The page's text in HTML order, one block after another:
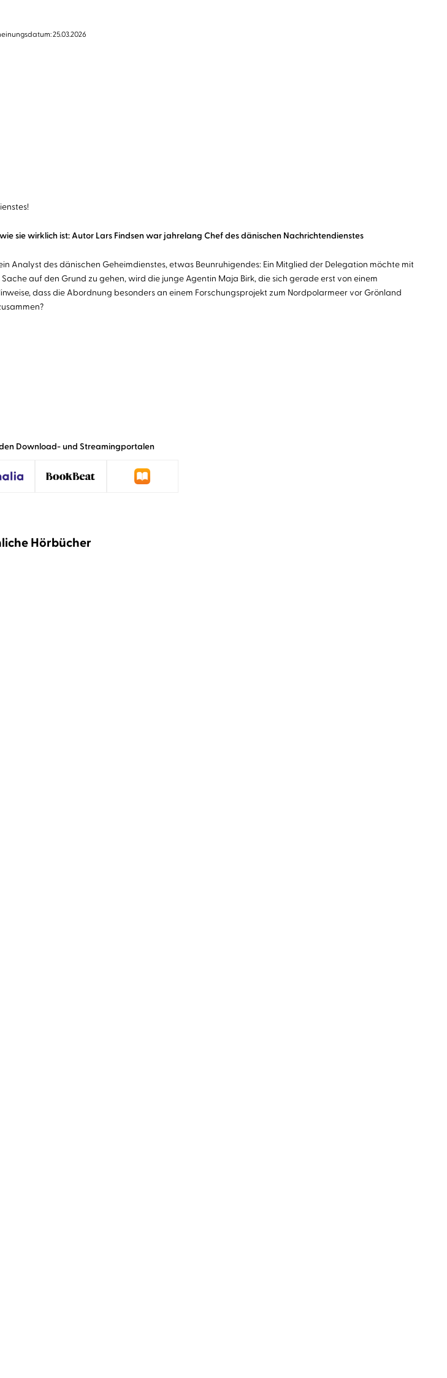
25.03.2026
sie wirklich ist: Autor Lars Findsen war jahrelang Chef des dänischen Nachrichtendienstes
Analyst des dänischen Geheimdienstes, etwas Beunruhigendes: Ein Mitglied der Delegation möchte mit
auf den Grund zu gehen, wird die junge Agentin Maja Birk, die sich gerade erst von einem
dass die Abordnung besonders an einem Forschungsprojekt zum Nordpolarmeer vor Grönland
Download- und Streamingportalen
Hörbücher